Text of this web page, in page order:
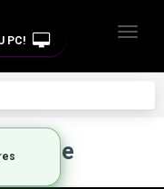
PC!